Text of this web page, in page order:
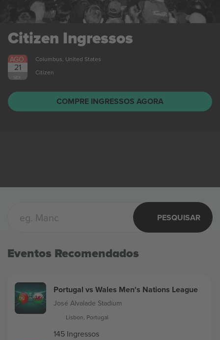
Citizen Ingressos
AGO.
21
SEX.
Columbus, United States
Citizen
COMPRE INGRESSOS AGORA
PESQUISAR
Eventos Recomendados
Portugal vs Wales Men's Nations League
José Alvalade Stadium
Lisbon, Portugal
145 Ingressos